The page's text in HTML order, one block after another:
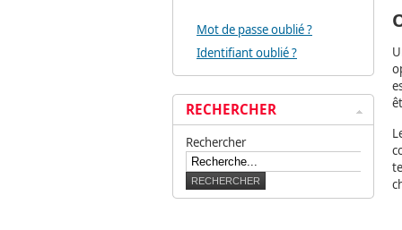
Mot de passe oublié ?
Identifiant oublié ?
RECHERCHER
Rechercher